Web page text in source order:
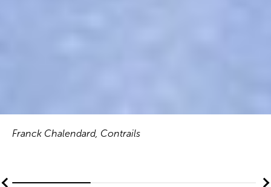
Franck Chalendard, Contrails